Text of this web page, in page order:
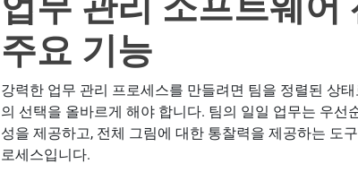
주요 기능
강력한 업무 관리 프로세스를 만들려면 팀을 정렬된 상
의 선택을 올바르게 해야 합니다. 팀의 일일 업무는 우선
성을 제공하고, 전체 그림에 대한 통찰력을 제공하는 도
로세스입니다.